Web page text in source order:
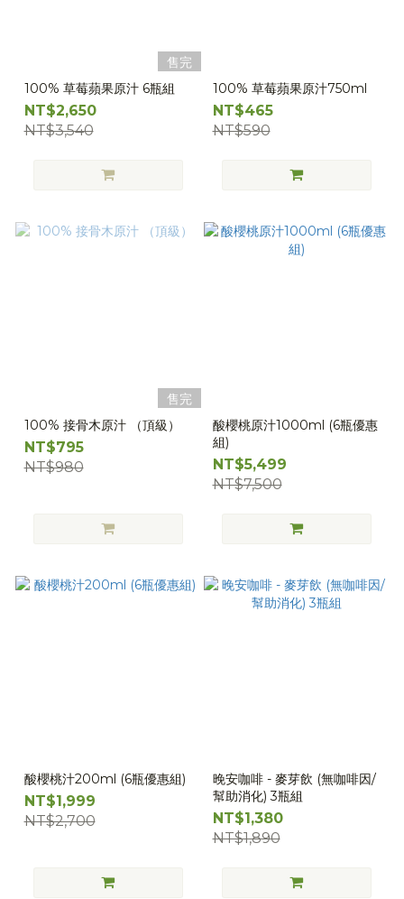
售完
100% 草莓蘋果原汁 6瓶組
NT$2,650
NT$3,540
100% 草莓蘋果原汁750ml
NT$465
NT$590
售完
100% 接骨木原汁 （頂級）
NT$795
NT$980
酸櫻桃原汁1000ml (6瓶優惠
組)
NT$5,499
NT$7,500
酸櫻桃汁200ml (6瓶優惠組)
NT$1,999
NT$2,700
晚安咖啡 - 麥芽飲 (無咖啡因/
幫助消化) 3瓶組
NT$1,380
NT$1,890